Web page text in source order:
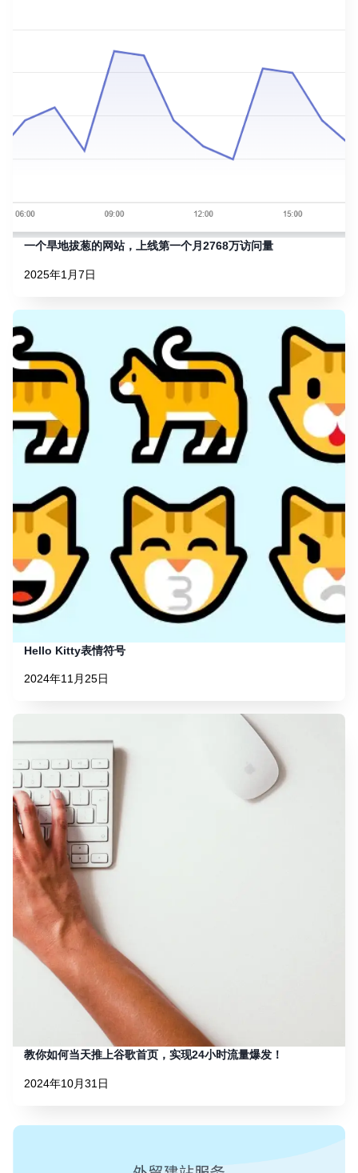
一个旱地拔葱的网站，上线第一个月2768万访问量
2025年1月7日
Hello Kitty表情符号
2024年11月25日
教你如何当天推上谷歌首页，实现24小时流量爆发！
2024年10月31日